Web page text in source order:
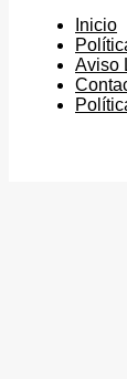
Inicio
Aviso